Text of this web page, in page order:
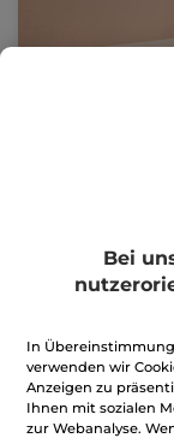
Bei
In
verwenden wir
Anzeigen zu
Ihnen mit sozialen
zur Webanalyse.